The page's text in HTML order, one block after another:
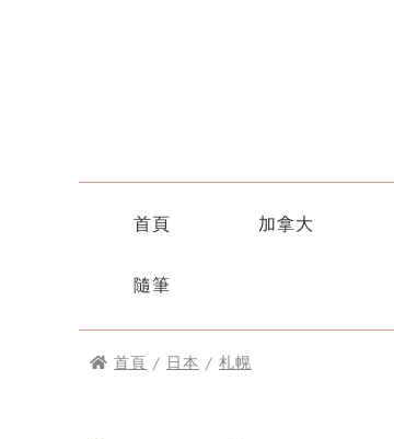
首頁 加拿大
隨筆
首頁 / 日本 / 札幌